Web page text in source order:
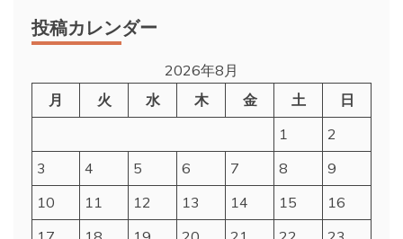
投稿カレンダー
2026年8月
月
火 水 木 金 土
日
1
2
3
4 5 6 7 8
9
10
11 12 13 14 15
16